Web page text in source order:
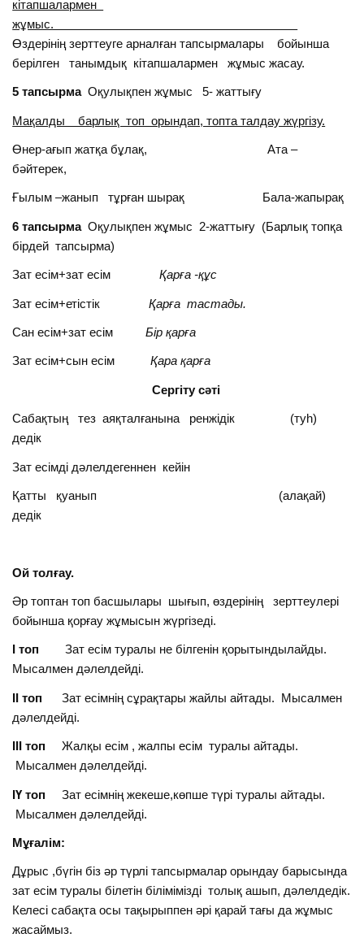
кітапшалармен
жұмыс.
Өздерінің зерттеуге арналған тапсырмалары бойынша
берілген танымдық кітапшалармен жұмыс жасау.
5 тапсырмаОқулықпен жұмыс 5- жаттығу
Мақалды барлық топ орындап, топта талдау жүргізу.
Өнер-ағып жатқа бұлақ, Ата –
бәйтерек,
Ғылым –жанып тұрған шырақ Бала-жапырақ
6 тапсырмаОқулықпен жұмыс 2-жаттығу (Барлық топқа
бірдей тапсырма)
Зат есім+зат есім Қарға -құс
Зат есім+етістікҚарға тастады.
Сан есім+зат есімБір қарға
Зат есім+сын есім Қара қарға
Сергіту сәті
Сабақтың тез аяқталғанына ренжідік (туһ)
дедік
Зат есімді дәлелдегеннен кейін
Қатты қуанып (алақай)
дедік
Ой толғау.
Әр топтан топ басшылары шығып, өздерінің зерттеулері
бойынша қорғау жұмысын жүргізеді.
І топ Зат есім туралы не білгенін қорытындылайды.
Мысалмен дәлелдейді.
ІІ топ Зат есімнің сұрақтары жайлы айтады. Мысалмен
дәлелдейді.
ІІІ топ Жалқы есім , жалпы есім туралы айтады.
Мысалмен дәлелдейді.
ІҮ топ Зат есімнің жекеше,көпше түрі туралы айтады.
Мысалмен дәлелдейді.
Мұғалім:
Дұрыс ,бүгін біз әр түрлі тапсырмалар орындау барысында
зат есім туралы білетін білімімізді толық ашып, дәлелдедік.
Келесі сабақта осы тақырыппен әрі қарай тағы да жұмыс
жасаймыз.